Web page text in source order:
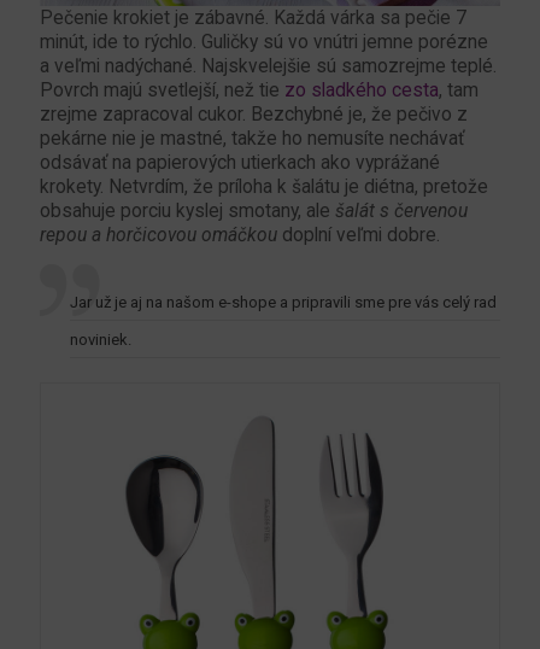
Pečenie krokiet je zábavné. Každá várka sa pečie 7
minút, ide to rýchlo. Guličky sú vo vnútri jemne porézne
a veľmi nadýchané. Najskvelejšie sú samozrejme teplé.
Povrch majú svetlejší, než tie zo sladkého cesta, tam
zrejme zapracoval cukor. Bezchybné je, že pečivo z
pekárne nie je mastné, takže ho nemusíte nechávať
odsávať na papierových utierkach ako vyprážané
krokety. Netvrdím, že príloha k šalátu je diétna, pretože
obsahuje porciu kyslej smotany, ale šalát s červenou
repou a horčicovou omáčkou doplní veľmi dobre.
Jar už je aj na našom e-shope a pripravili sme pre vás celý rad
noviniek.